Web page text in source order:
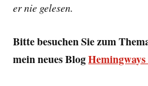
er nie gelesen.
Bitte besuchen Sie zum
mein neues Blog